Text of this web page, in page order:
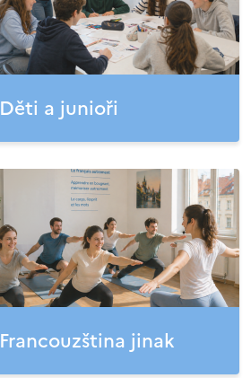
Děti a junioři
Francouzština jinak